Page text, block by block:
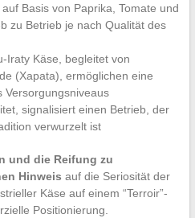
Basis von Paprika, Tomate und
zu Betrieb je nach Qualität des
Iraty Käse, begleitet von
(Xapata), ermöglichen eine
Versorgungsniveaus
signalisiert einen Betrieb, der
verwurzelt ist
und die Reifung zu
Hinweis auf die Seriosität der
Käse auf einem “Terroir”-
Positionierung.